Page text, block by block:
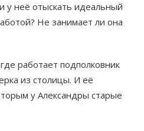
у неё отыскать идеальный
Не занимает ли она
работает подполковник
из столицы. И её
у Александры старые